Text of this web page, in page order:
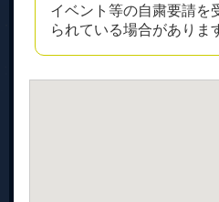
イベント等の自粛要請を
られている場合がありま